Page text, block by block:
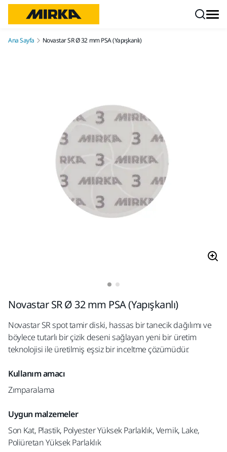
Ana Sayfa Novastar SR Ø 32 mm PSA (Yapışkanlı)
Novastar SR Ø 32 mm PSA (Yapışkanlı)
Novastar SR spot tamir diski, hassas bir tanecik dağılımı ve
böylece tutarlı bir çizik deseni sağlayan yeni bir üretim
teknolojisi ile üretilmiş eşsiz bir inceltme çözümüdür.
Kullanım amacı
Zımparalama
Uygun malzemeler
Son Kat, Plastik, Polyester Yüksek Parlaklık, Vernik, Lake,
Poliüretan Yüksek Parlaklık